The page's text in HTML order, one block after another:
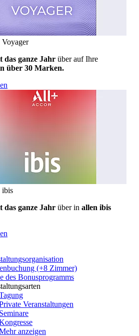
das ganze Jahr über auf Ihre
über 30 Marken.
ibis
das ganze Jahr über in allen ibis
(+8 Zimmer)
des Bonusprogramms
Veranstaltungen
Seminare
anzeigen